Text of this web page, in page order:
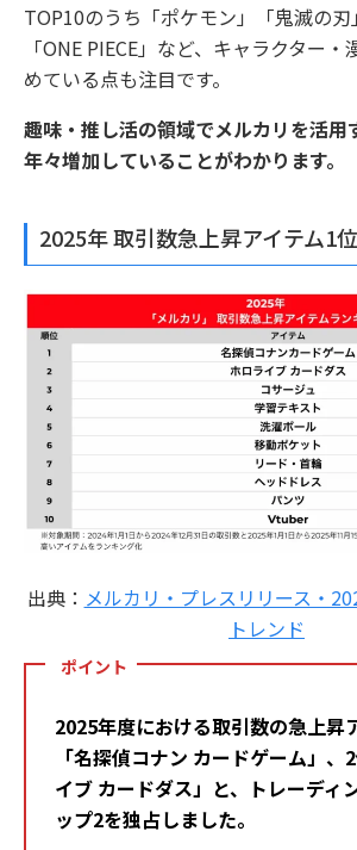
TOP10のうち「ポケモン」「鬼滅の刃
「ONE PIECE」など、キャラクター
めている点も注目です。
趣味・推し活の領域でメルカリを活用
年々増加していることがわかります。
2025年 取引数急上昇アイテム1
出典： メルカリ・プレスリリース・
トレンド
ポイント
2025年度における取引数の急上昇
「名探偵コナン カードゲーム」、
イブ カードダス」と、トレーディ
ップ2を独占しました。